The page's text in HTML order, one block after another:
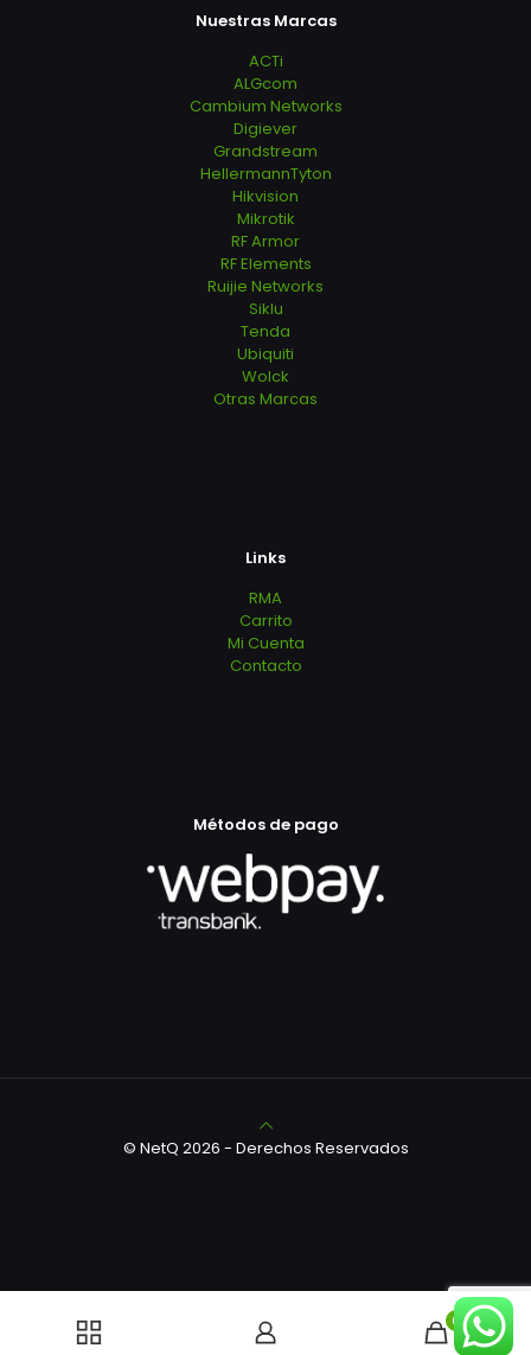
Nuestras Marcas
ACTi
ALGcom
Cambium Networks
Digiever
Grandstream
HellermannTyton
Hikvision
Mikrotik
RF Armor
RF Elements
Ruijie Networks
Siklu
Tenda
Ubiquiti
Wolck
Otras Marcas
Links
RMA
Carrito
Mi Cuenta
Contacto
Métodos de pago
© NetQ 2026 - Derechos Reservados
0
Política de privacidad Términos y condiciones